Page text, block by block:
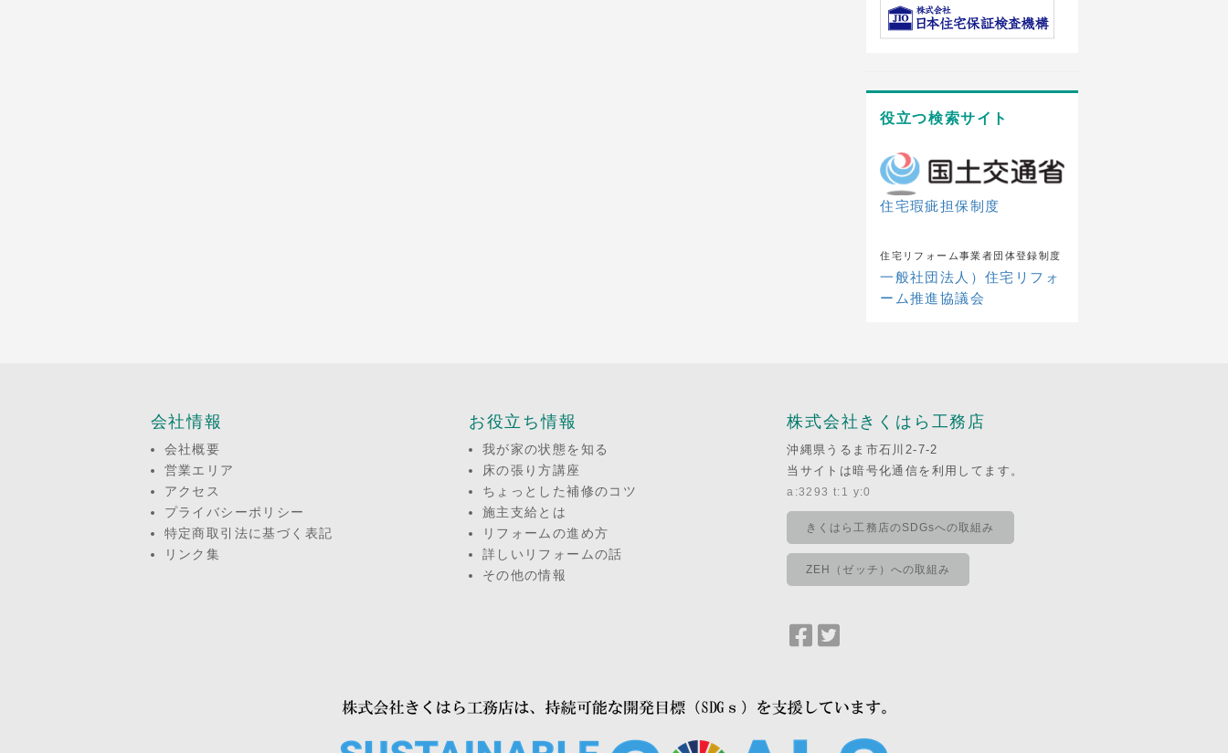
役立つ検索サイト
住宅瑕疵担保制度
住宅リフォーム事業者団体登録制度
一般社団法人）住宅リフォ
ーム推進協議会
会社情報
会社概要
営業エリア
アクセス
プライバシーポリシー
特定商取引法に基づく表記
リンク集
お役立ち情報
我が家の状態を知る
床の張り方講座
ちょっとした補修のコツ
施主支給とは
リフォームの進め方
詳しいリフォームの話
その他の情報
株式会社きくはら工務店
沖縄県うるま市石川2-7-2
当サイトは暗号化通信を利用してます。
a:3293 t:1 y:0
きくはら工務店のSDGsへの取組み
ZEH（ゼッチ）への取組み
Facebook
ア
ア